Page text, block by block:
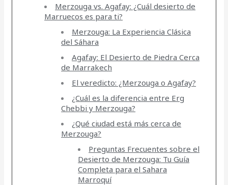
Merzouga vs. Agafay: ¿Cuál desierto de
Marruecos es para ti?
Merzouga: La Experiencia Clásica
del Sáhara
Agafay: El Desierto de Piedra Cerca
de Marrakech
El veredicto: ¿Merzouga o Agafay?
¿Cuál es la diferencia entre Erg
Chebbi y Merzouga?
¿Qué ciudad está más cerca de
Merzouga?
Preguntas Frecuentes sobre el
Desierto de Merzouga: Tu Guía
Completa para el Sahara
Marroquí